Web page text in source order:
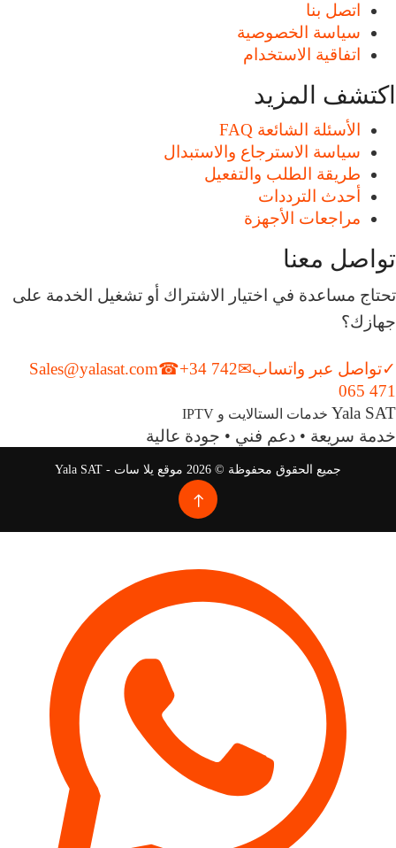
اتصل بنا
سياسة الخصوصية
اتفاقية الاستخدام
اكتشف المزيد
الأسئلة الشائعة FAQ
سياسة الاسترجاع والاستبدال
طريقة الطلب والتفعيل
أحدث الترددات
مراجعات الأجهزة
تواصل معنا
تحتاج مساعدة في اختيار الاشتراك أو تشغيل الخدمة على
جهازك؟
✓تواصل عبر واتساب✉
Sales@yalasat.com☎+34 742
065 471
Yala SAT خدمات الستالايت و IPTV
خدمة سريعة • دعم فني • جودة عالية
جميع الحقوق محفوظة © 2026 موقع يلا سات - Yala SAT